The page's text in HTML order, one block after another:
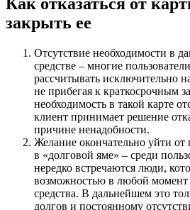
закрыть ее
Отсутствие необходимости в
средстве – многие
рассчитывать исключительно
не прибегая к краткосрочным
необходимость в такой карте
клиент принимает решение
причине ненадобности.
Желание окончательно уйти от
в «долговой яме» – среди
нередко встречаются люди,
возможностью в любой момент
средства. В дальнейшем это
долгов и постоянному